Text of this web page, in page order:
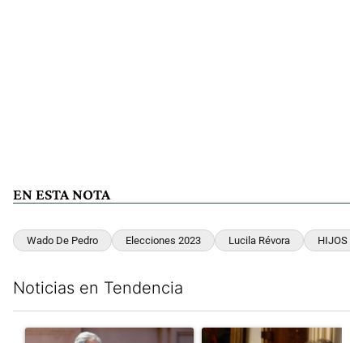
EN ESTA NOTA
Wado De Pedro Elecciones 2023 Lucila Révora HIJOS
Noticias en Tendencia
Un artículo de tendencia con el título "Las incosistencias de
Un artículo de tendencia con